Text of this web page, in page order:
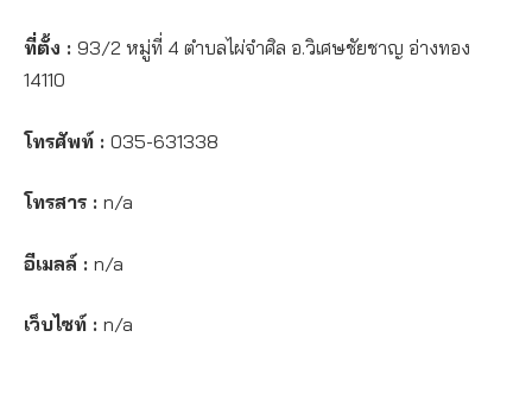
ที่ตั้ง : 93/2 หมู่ที่ 4 ตำบลไผ่จำศิล อ.วิเศษชัยชาญ อ่างทอง
14110
โทรศัพท์ : 035-631338
โทรสาร : n/a
อีเมลล์ : n/a
เว็บไซท์ : n/a